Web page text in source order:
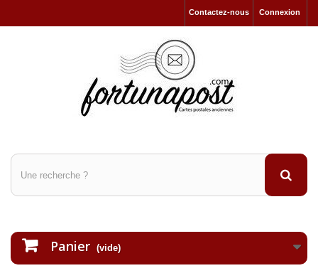
Connexion
Contactez-nous
Panier (vide)